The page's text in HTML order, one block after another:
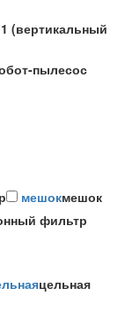
(вертикальный
пылесос
мешокмешок
фильтр
цельная